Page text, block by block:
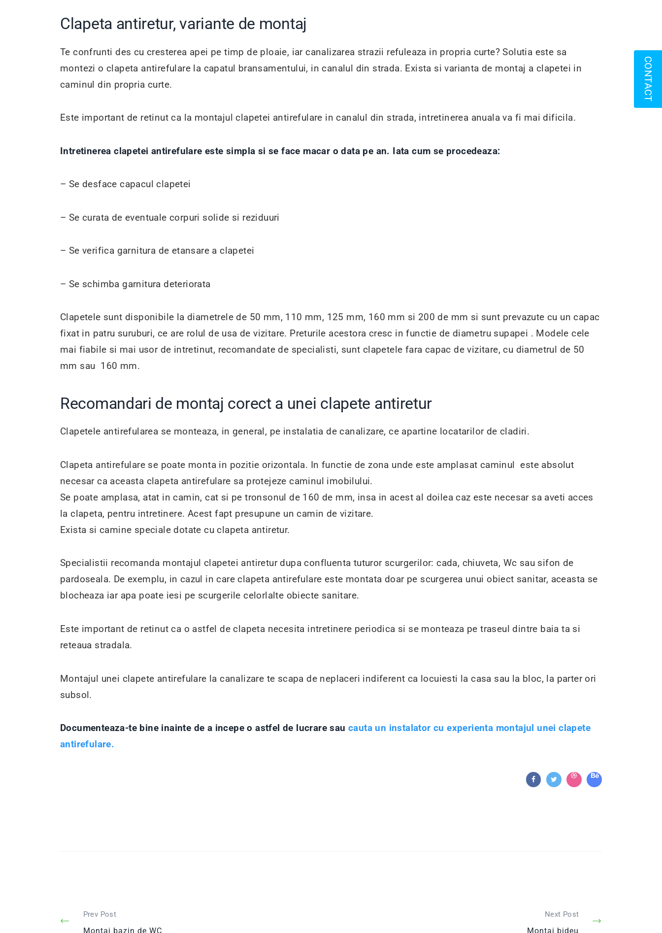
Clapeta antiretur, variante de montaj
Te confrunti des cu cresterea apei pe timp de ploaie, iar canalizarea strazii refuleaza in propria curte? Solutia este sa
montezi o clapeta antirefulare la capatul bransamentului, in canalul din strada. Exista si varianta de montaj a clapetei in
caminul din propria curte.
Este important de retinut ca la montajul clapetei antirefulare in canalul din strada, intretinerea anuala va fi mai dificila.
Intretinerea clapetei antirefulare este simpla si se face macar o data pe an. Iata cum se procedeaza:
– Se desface capacul clapetei
– Se curata de eventuale corpuri solide si reziduuri
– Se verifica garnitura de etansare a clapetei
– Se schimba garnitura deteriorata
Clapetele sunt disponibile la diametrele de 50 mm, 110 mm, 125 mm, 160 mm si 200 de mm si sunt prevazute cu un capac
fixat in patru suruburi, ce are rolul de usa de vizitare. Preturile acestora cresc in functie de diametru supapei . Modele cele
mai fiabile si mai usor de intretinut, recomandate de specialisti, sunt clapetele fara capac de vizitare, cu diametrul de 50
mm sau 160 mm.
Recomandari de montaj corect a unei clapete antiretur
Clapetele antirefularea se monteaza, in general, pe instalatia de canalizare, ce apartine locatarilor de cladiri.
Clapeta antirefulare se poate monta in pozitie orizontala. In functie de zona unde este amplasat caminul este absolut
necesar ca aceasta clapeta antirefulare sa protejeze caminul imobilului.
Se poate amplasa, atat in camin, cat si pe tronsonul de 160 de mm, insa in acest al doilea caz este necesar sa aveti acces
la clapeta, pentru intretinere. Acest fapt presupune un camin de vizitare.
Exista si camine speciale dotate cu clapeta antiretur.
Specialistii recomanda montajul clapetei antiretur dupa confluenta tuturor scurgerilor: cada, chiuveta, Wc sau sifon de
pardoseala. De exemplu, in cazul in care clapeta antirefulare este montata doar pe scurgerea unui obiect sanitar, aceasta se
blocheaza iar apa poate iesi pe scurgerile celorlalte obiecte sanitare.
Este important de retinut ca o astfel de clapeta necesita intretinere periodica si se monteaza pe traseul dintre baia ta si
reteaua stradala.
Montajul unei clapete antirefulare la canalizare te scapa de neplaceri indiferent ca locuiesti la casa sau la bloc, la parter ori
subsol.
Documenteaza-te bine inainte de a incepe o astfel de lucrare sau cauta un instalator cu experienta montajul unei clapete
antirefulare.
Prev Post
Montaj bazin de WC
Next Post
Montaj bideu
CONTACT